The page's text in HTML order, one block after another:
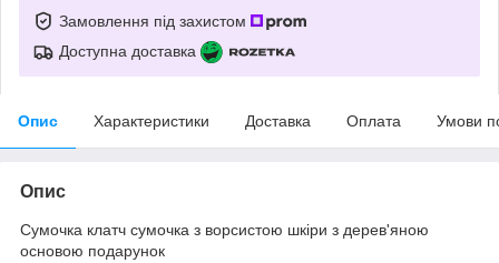
Замовлення під захистом
Доступна доставка
Опис Характеристики Доставка Оплата Умови
Опис
Сумочка клатч сумочка з ворсистою шкіри з дерев'яною
основою подарунок